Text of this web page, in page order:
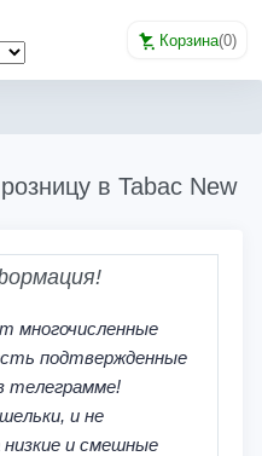
Корзина(0)
в Tabac New
многочисленные
подтвержденные
телеграмме!
и не
и смешные